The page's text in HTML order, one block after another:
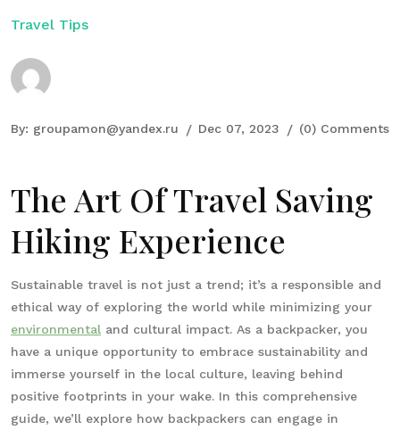
Travel Tips
By: groupamon@yandex.ru Dec 07, 2023 (0) Comments
The Art Of Travel Saving
Hiking Experience
Sustainable travel is not just a trend; it’s a responsible and
ethical way of exploring the world while minimizing your
environmental and cultural impact. As a backpacker, you
have a unique opportunity to embrace sustainability and
immerse yourself in the local culture, leaving behind
positive footprints in your wake. In this comprehensive
guide, we’ll explore how backpackers can engage in